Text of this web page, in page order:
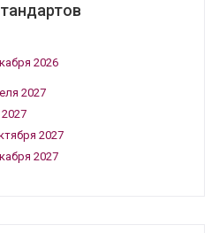
2026
2027
2027
2027